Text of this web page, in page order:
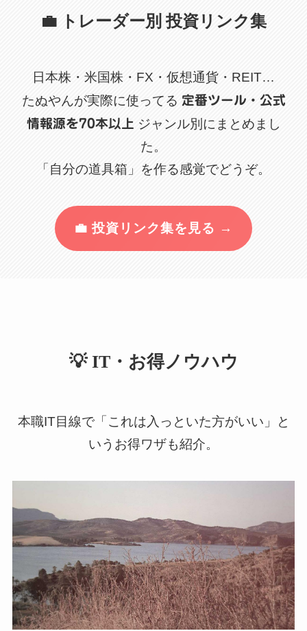
💼 トレーダー別 投資リンク集
日本株・米国株・FX・仮想通貨・REIT…
たぬやんが実際に使ってる 定番ツール・公式
情報源を70本以上 ジャンル別にまとめまし
た。
「自分の道具箱」を作る感覚でどうぞ。
💼 投資リンク集を見る →
💡 IT・お得ノウハウ
本職IT目線で「これは入っといた方がいい」と
いうお得ワザも紹介。